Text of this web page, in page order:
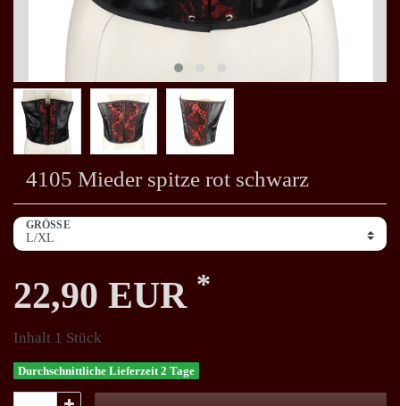
4105 Mieder spitze rot schwarz
GRÖSSE
22,90 EUR *
Inhalt 1 Stück
Durchschnittliche Lieferzeit 2 Tage